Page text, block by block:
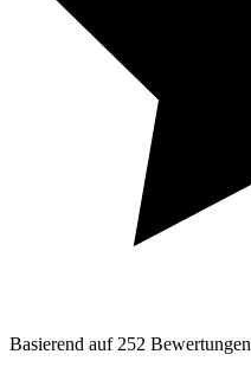
Basierend auf 252 Bewertungen